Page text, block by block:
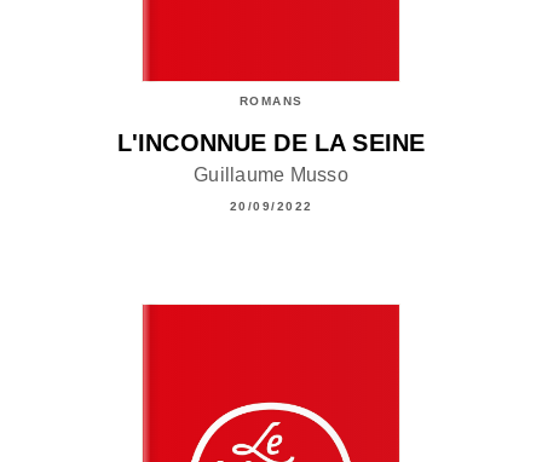
ROMANS
L'INCONNUE DE LA SEINE
Guillaume Musso
20/09/2022